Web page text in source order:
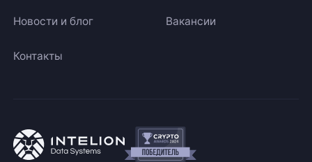
Новости и блог Вакансии
Контакты